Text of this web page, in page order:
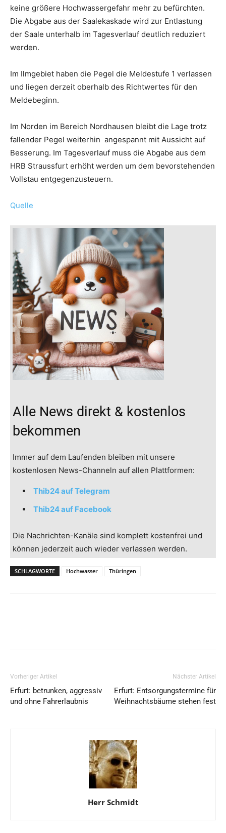
keine größere Hochwassergefahr mehr zu befürchten.
Die Abgabe aus der Saalekaskade wird zur Entlastung
der Saale unterhalb im Tagesverlauf deutlich reduziert
werden.
Im Ilmgebiet haben die Pegel die Meldestufe 1 verlassen
und liegen derzeit oberhalb des Richtwertes für den
Meldebeginn.
Im Norden im Bereich Nordhausen bleibt die Lage trotz
fallender Pegel weiterhin angespannt mit Aussicht auf
Besserung. Im Tagesverlauf muss die Abgabe aus dem
HRB Straussfurt erhöht werden um dem bevorstehenden
Vollstau entgegenzusteuern.
Quelle
Alle News direkt & kostenlos
bekommen
Immer auf dem Laufenden bleiben mit unsere
kostenlosen News-Channeln auf allen Plattformen:
Thib24 auf Telegram
Thib24 auf Facebook
Die Nachrichten-Kanäle sind komplett kostenfrei und
können jederzeit auch wieder verlassen werden.
SCHLAGWORTE Hochwasser Thüringen
Vorheriger Artikel
Erfurt: betrunken, aggressiv
und ohne Fahrerlaubnis
Nächster Artikel
Erfurt: Entsorgungstermine für
Weihnachtsbäume stehen fest
Herr Schmidt